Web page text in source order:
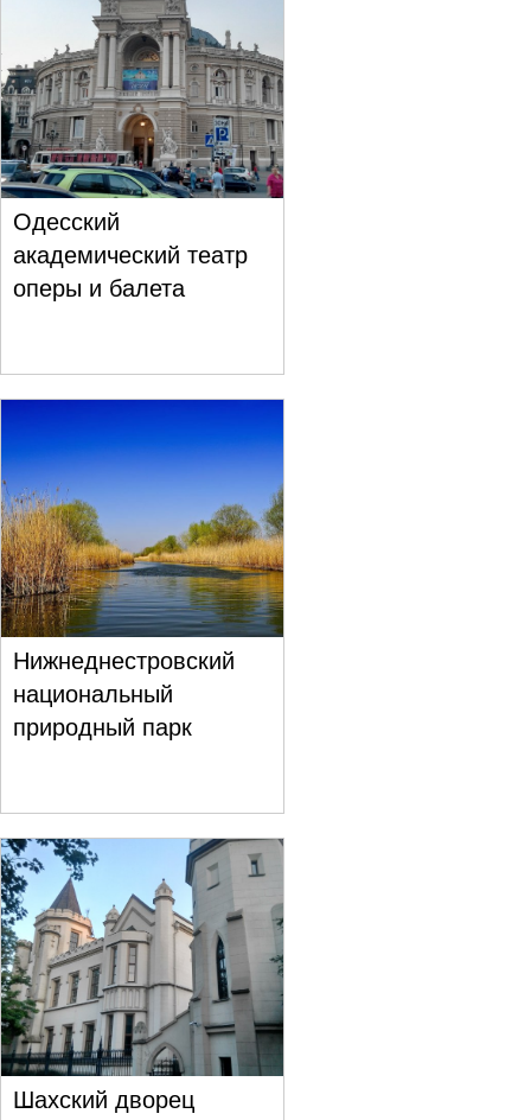
Одесский
академический театр
оперы и балета
Нижнеднестровский
национальный
природный парк
Шахский дворец